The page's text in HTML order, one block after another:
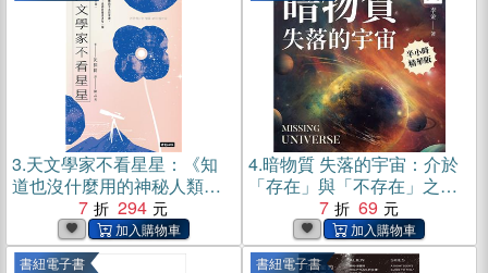
3.天文學家不看星星：《知
道也沒什麼用的神秘人類雜
學辭典》天文學家，愛自己
也愛宇宙的方法(電子書)
7 294
4.暗物質 失落的宇宙：介於
「存在」與「不存在」之
間，一本書讀懂21世紀最重
大的天文學難題【純有聲】
(電子書)
7 69
書紐電子書 書紐電子書